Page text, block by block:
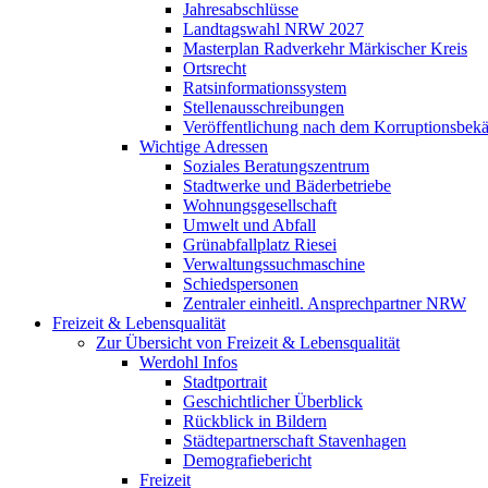
Jahresabschlüsse
Landtagswahl NRW 2027
Masterplan Radverkehr Märkischer Kreis
Ortsrecht
Ratsinformationssystem
Stellenausschreibungen
Veröffentlichung nach dem
Wichtige Adressen
Soziales Beratungszentrum
Stadtwerke und Bäderbetriebe
Wohnungsgesellschaft
Umwelt und Abfall
Grünabfallplatz Riesei
Verwaltungssuchmaschine
Schiedspersonen
Zentraler einheitl. Ansprechpartner NRW
Freizeit & Lebensqualität
Zur Übersicht von Freizeit & Lebensqualität
Werdohl Infos
Stadtportrait
Geschichtlicher Überblick
Rückblick in Bildern
Städtepartnerschaft Stavenhagen
Demografiebericht
Freizeit